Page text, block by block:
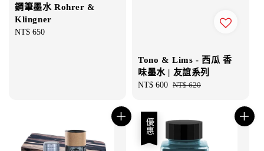
鋼筆墨水 Rohrer &
Klingner
Regular
NT$ 650
Tono & Lims - 西瓜 香
味墨水 | 友誼系列
Sale
NT$ 600 Regular
NT$ 620
優惠